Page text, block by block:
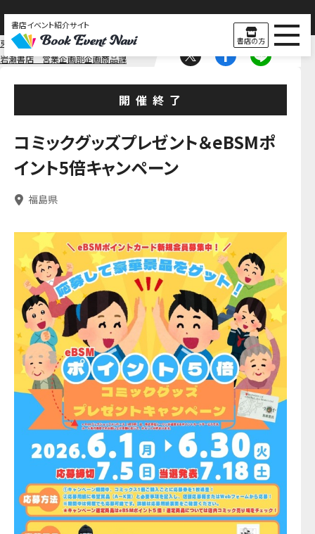
書店イベント紹介サイト
書店の方
東北
福島
岩瀬書店 営業企画部企画商品課
開催終了
コミックグッズプレゼント＆eBSMポ
イント5倍キャンペーン
福島県